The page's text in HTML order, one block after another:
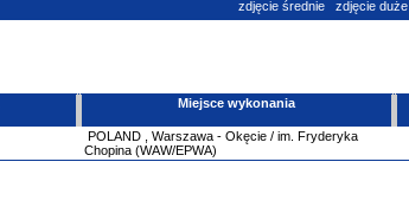
zdjęcie średnie zdjęcie duże
Miejsce wykonania
POLAND
Warszawa - Okęcie / im. Fryderyka
Chopina (WAW/EPWA)